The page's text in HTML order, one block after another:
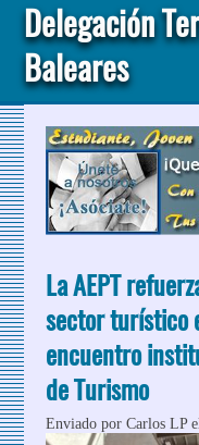
Delegación
Baleares
La AEPT
sector turístico
encuentro
de Turismo
Enviado porCarlos LP